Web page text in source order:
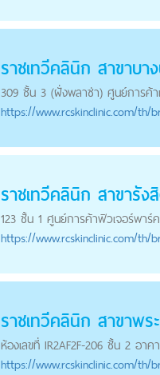
ราชเทวีคลินิก สาขาบา
309 ชั้น 3 (ฝั่งพลาซ่า) ศูนย์การค้า
https://www.rcskinclinic.com/th/
ราชเทวีคลินิก สาขารัง
123 ชั้น 1 ศูนย์การค้าฟิวเจอร์พาร์
https://www.rcskinclinic.com/th/
ราชเทวีคลินิก สาขาพ
ห้องเลขที่ IR2AF2F-206 ชั้น 2 อา
https://www.rcskinclinic.com/th/